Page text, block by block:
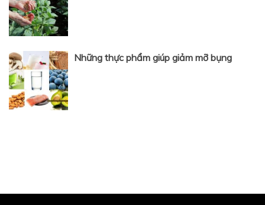
Những thực phẩm giúp giảm mỡ bụng